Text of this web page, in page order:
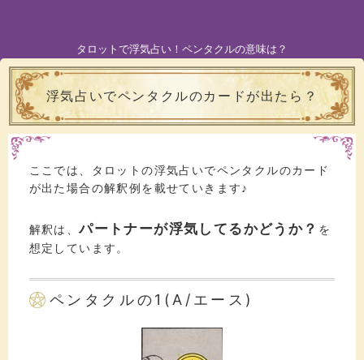
タロットで浮気占い！ペンタクルの意味は？
浮気占いでペンタクルのカードが出たら？
ここでは、タロットの浮気占いでペンタクルのカード
が出た場合の解釈例を載せていきます♪
解釈は、パートナーが浮気してるかどうか？ を
想定しています。
ペンタクルの1(A/エース)